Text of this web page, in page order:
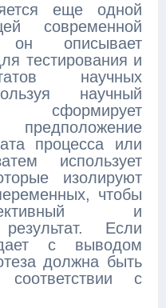
еще одной
современной
он описывает
тестирования и
научных
научный
процесса или
использует
изолируют
чтобы
и
Если
с выводом
должна быть
с